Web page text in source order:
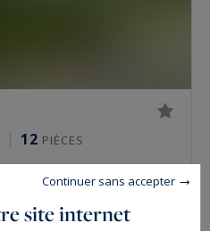
12 PIÈCES
site internet
Continuer sans accepter